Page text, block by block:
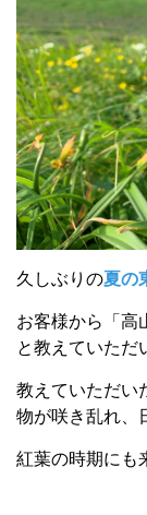
久しぶりの夏の
お客様から「高
と教えていただ
教えていただい
物が咲き乱れ、
紅葉の時期にも